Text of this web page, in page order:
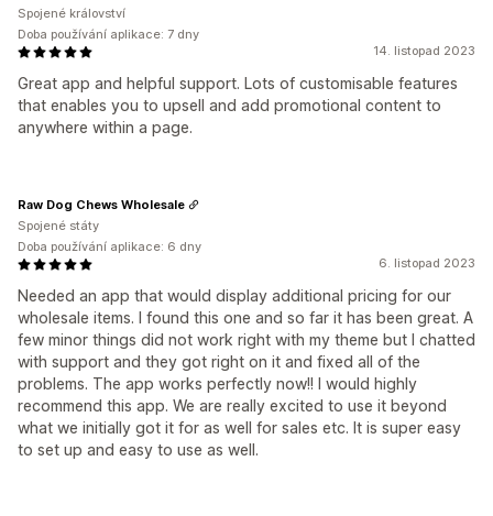
14. listopad 2023
Great app and helpful support. Lots of customisable features
that enables you to upsell and add promotional content to
anywhere within a page.
Spojené království
Doba používání aplikace: 7 dny
6. listopad 2023
Needed an app that would display additional pricing for our
wholesale items. I found this one and so far it has been great. A
few minor things did not work right with my theme but I chatted
with support and they got right on it and fixed all of the
problems. The app works perfectly now!! I would highly
recommend this app. We are really excited to use it beyond
what we initially got it for as well for sales etc. It is super easy
to set up and easy to use as well.
Raw Dog Chews Wholesale
Spojené státy
Doba používání aplikace: 6 dny